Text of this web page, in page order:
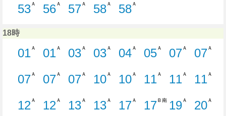
53Ａ
56Ａ
57Ａ
58Ａ
58Ａ
18時
01Ａ
01Ａ
03Ａ
03Ａ
04Ａ
05Ａ
07Ａ 07Ａ
07
7分はつ W42/B10 大堀線（萬代
Ａ
07
7分はつ W22 西小針線新潟駅ゆ
Ａ
07
7分はつ E10 臨港町線新
Ａ
10
10分はつ S30 水
Ａ
10Ａ
11Ａ
11Ａ 11Ａ
12Ａ
12Ａ
13Ａ
13Ａ
17Ａ
17Ｂ南 19Ａ 20Ａ